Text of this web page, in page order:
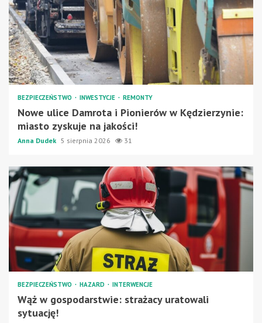
BEZPIECZEŃSTWO INWESTYCJE REMONTY
Nowe ulice Damrota i Pionierów w Kędzierzynie:
miasto zyskuje na jakości!
Anna Dudek 5 sierpnia 2026 31
BEZPIECZEŃSTWO HAZARD INTERWENCJE
Wąż w gospodarstwie: strażacy uratowali
sytuację!